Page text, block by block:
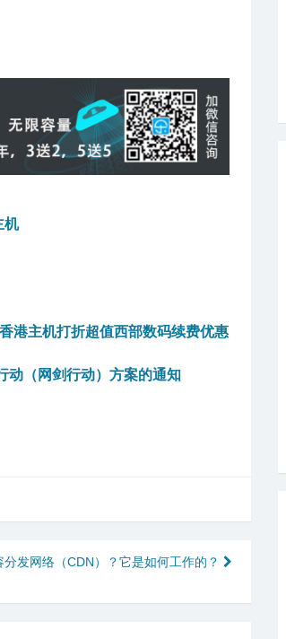
机
港主机打折超值西部数码续费优惠
动（网剑行动）方案的通知
分发网络（CDN）？它是如何工作的？